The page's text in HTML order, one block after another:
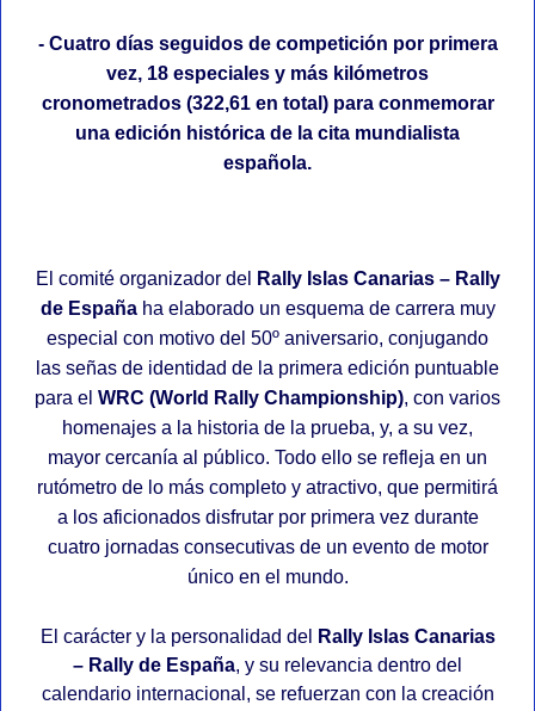
- Cuatro días seguidos de competición por primera
vez, 18 especiales y más kilómetros
cronometrados (322,61 en total) para conmemorar
una edición histórica de la cita mundialista
española.
El comité organizador del
Rally Islas Canarias – Rally
de España ha elaborado un esquema de carrera muy
especial con motivo del 50º aniversario, conjugando
las señas de identidad de la primera edición puntuable
para el WRC (World Rally Championship), con varios
homenajes a la historia de la prueba, y, a su vez,
mayor cercanía al público. Todo ello se refleja en un
rutómetro de lo más completo y atractivo, que permitirá
a los aficionados disfrutar por primera vez durante
cuatro jornadas consecutivas de un evento de motor
único en el mundo.
El carácter y la personalidad del
Rally Islas Canarias
– Rally de España, y su relevancia dentro del
calendario internacional, se refuerzan con la creación